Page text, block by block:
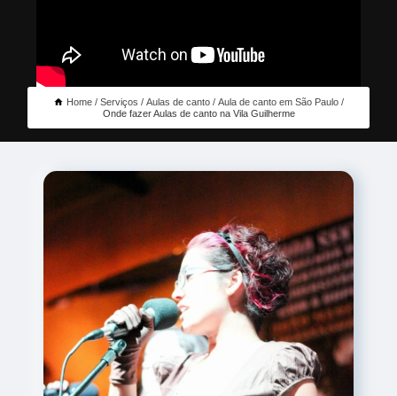
Home Serviços Aulas de canto
Aula de canto em São Paulo
Onde fazer Aulas de canto na Vila Guilherme